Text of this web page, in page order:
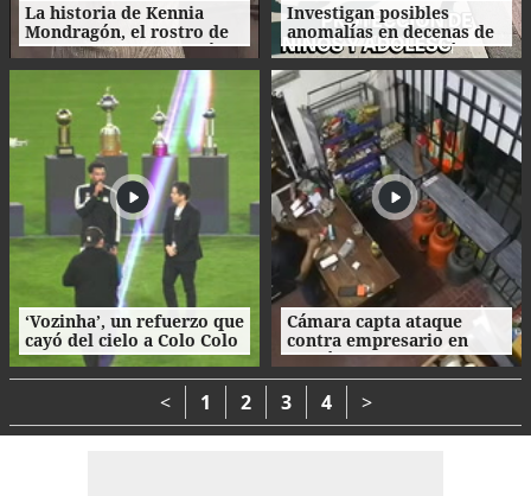
La historia de Kennia
Mondragón, el rostro de
Miss Francisco Morazán
que busca la corona
Investigan posibles
anomalías en decenas de
procesos de adopción en
Honduras
‘Vozinha’, un refuerzo que
cayó del cielo a Colo Colo
como su camiseta en la
bienvenida
Cámara capta ataque
contra empresario en
Danlí
< 1 2 3 4 >